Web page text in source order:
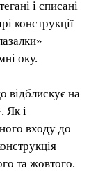
і списані
конструкції
оку.
відблискує на
Як і
входу до
та жовтого.